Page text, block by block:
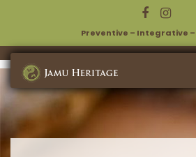
Preventive – Integrative